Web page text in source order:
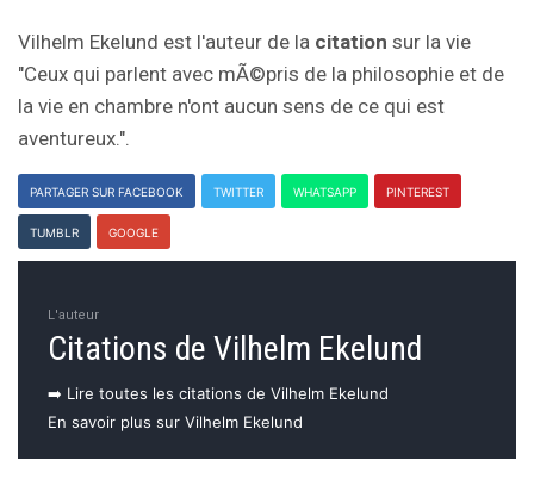
Vilhelm Ekelund est l'auteur de la citation sur la vie
"Ceux qui parlent avec mÃ©pris de la philosophie et de
la vie en chambre n'ont aucun sens de ce qui est
aventureux.".
PARTAGER SUR FACEBOOK TWITTER WHATSAPP PINTEREST
TUMBLR GOOGLE
L'auteur
Citations de Vilhelm Ekelund
➡️ Lire toutes les citations de Vilhelm Ekelund
En savoir plus sur Vilhelm Ekelund